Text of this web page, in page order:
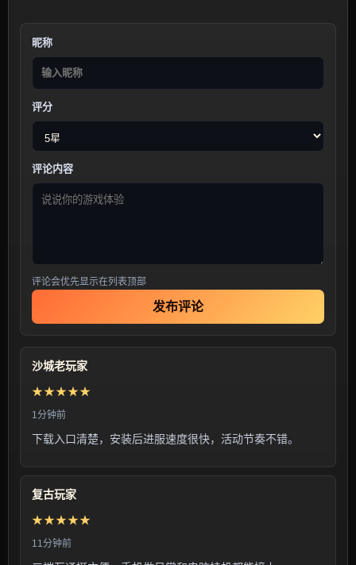
昵称
评分
评论内容
评论会优先显示在列表顶部
发布评论
沙城老玩家
★★★★★
1分钟前
下载入口清楚，安装后进服速度很快，活动节奏不错。
复古玩家
★★★★★
11分钟前